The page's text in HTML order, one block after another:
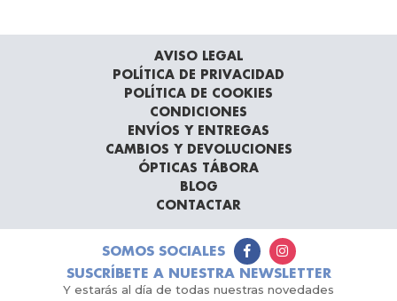
AVISO LEGAL
POLÍTICA DE PRIVACIDAD
POLÍTICA DE COOKIES
CONDICIONES
ENVÍOS Y ENTREGAS
CAMBIOS Y DEVOLUCIONES
ÓPTICAS TÁBORA
BLOG
CONTACTAR
SOMOS SOCIALES
SUSCRÍBETE A NUESTRA NEWSLETTER
Y estarás al día de todas nuestras novedades